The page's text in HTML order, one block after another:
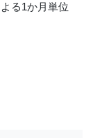
る1か月単位